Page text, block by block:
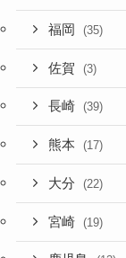
福岡 (35)
佐賀 (3)
長崎 (39)
熊本 (17)
大分 (22)
宮崎 (19)